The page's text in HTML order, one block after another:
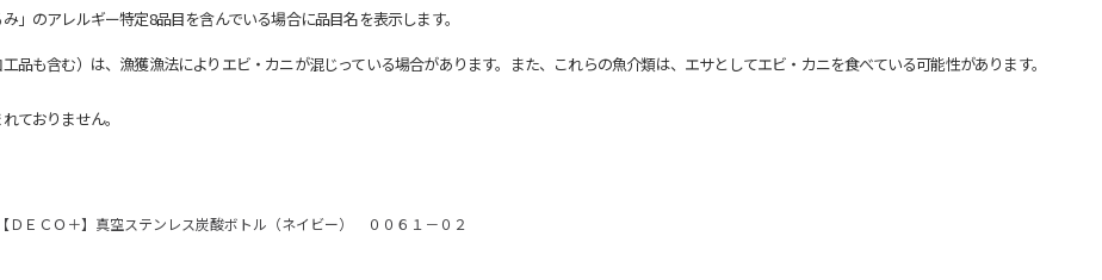
のアレルギー特定8品目を含んでいる場合に品目名を表示します。
も含む）は、漁獲漁法によりエビ・カニが混じっている場合があります。また、これらの魚介類は、エサとしてエビ・カニを食べている可能性があります。
ておりません。
【ＤＥＣＯ＋】真空ステンレス炭酸ボトル（ネイビー） ００６１－０２